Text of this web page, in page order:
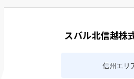
スバル北信越株
信州エリ